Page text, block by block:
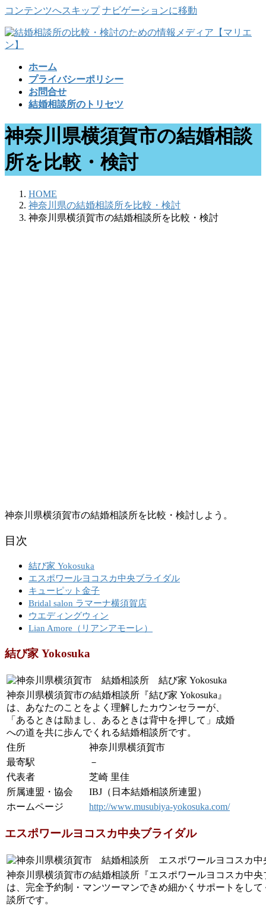
コンテンツへスキップ ナビゲーションに移動
ホーム
プライバシーポリシー
お問合せ
結婚相談所のトリセツ
神奈川県横須賀市の結婚相談
所を比較・検討
HOME
神奈川県の結婚相談所を比較・検討
神奈川県横須賀市の結婚相談所を比較・検討
神奈川県横須賀市の結婚相談所を比較・検討しよう。
目次
結び家 Yokosuka
エスポワールヨコスカ中央ブライダル
キューピット金子
Bridal salon ラマーナ横須賀店
ウエディングウィン
Lian Amore（リアンアモーレ）
結び家 Yokosuka
神奈川県横須賀市の結婚相談所『結び家 Yokosuka』
は、あなたのことをよく理解したカウンセラーが、
「あるときは励まし、あるときは背中を押して」成婚
への道を共に歩んでくれる結婚相談所です。
住所
神奈川県横須賀市
最寄駅
－
代表者
芝崎 里佳
所属連盟・協会
IBJ（日本結婚相談所連盟）
ホームページ
http://www.musubiya-yokosuka.com/
エスポワールヨコスカ中央ブライダル
神奈川県横須賀市の結婚相談所『エスポワールヨコスカ中央
は、完全予約制・マンツーマンできめ細かくサポートをして
談所です。